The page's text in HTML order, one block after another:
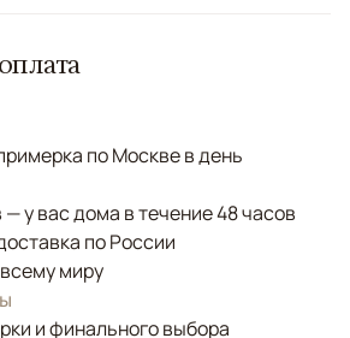
по Москве в день
у вас дома в течение 48 часов
по России
миру
и финального выбора